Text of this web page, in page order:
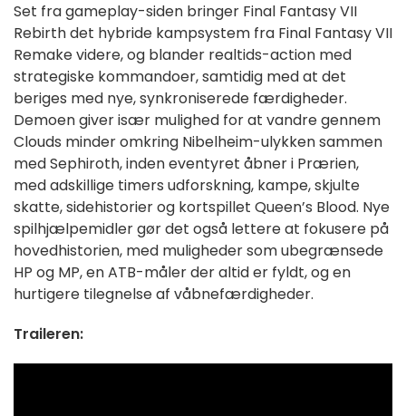
Set fra gameplay-siden bringer Final Fantasy VII
Rebirth det hybride kampsystem fra Final Fantasy VII
Remake videre, og blander realtids-action med
strategiske kommandoer, samtidig med at det
beriges med nye, synkroniserede færdigheder.
Demoen giver især mulighed for at vandre gennem
Clouds minder omkring Nibelheim-ulykken sammen
med Sephiroth, inden eventyret åbner i Prærien,
med adskillige timers udforskning, kampe, skjulte
skatte, sidehistorier og kortspillet Queen’s Blood. Nye
spilhjælpemidler gør det også lettere at fokusere på
hovedhistorien, med muligheder som ubegrænsede
HP og MP, en ATB-måler der altid er fyldt, og en
hurtigere tilegnelse af våbnefærdigheder.
Traileren: